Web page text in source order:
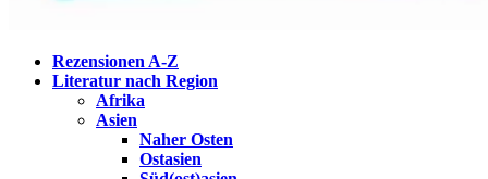
Wissenstagebuch
Eine Gabel für die Suppe der Weisheit
Rezensionen A-Z
Literatur nach Region
Afrika
Asien
Naher Osten
Ostasien